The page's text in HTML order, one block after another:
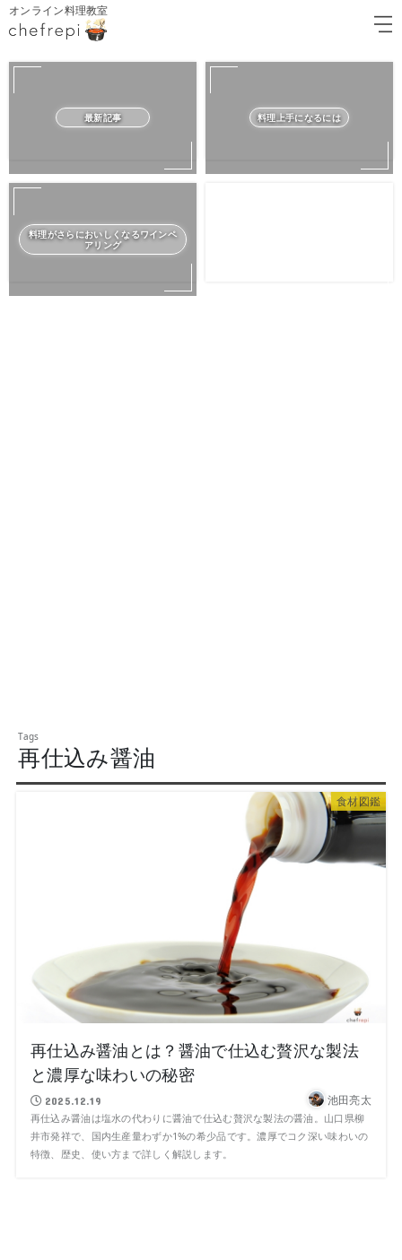
オンライン料理教室
最新記事 料理上手になるには
料理がさらにおいしくなるワインペ
アリング
再仕込み醤油
食材図鑑
再仕込み醤油とは？醤油で仕込む贅沢な製法
と濃厚な味わいの秘密
2025.12.19 池田亮太
再仕込み醤油は塩水の代わりに醤油で仕込む贅沢な製法の醤油。山口県柳
井市発祥で、国内生産量わずか1%の希少品です。濃厚でコク深い味わいの
特徴、歴史、使い方まで詳しく解説します。